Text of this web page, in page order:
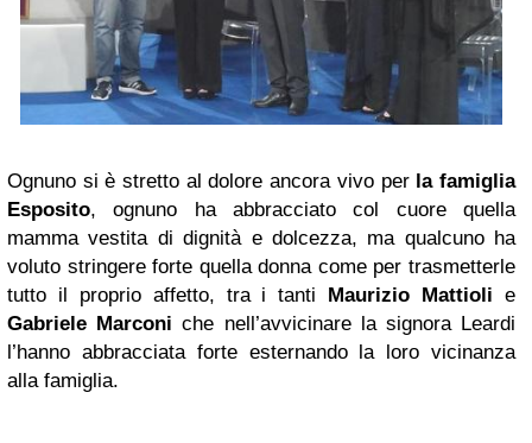
Ognuno si è stretto al dolore ancora vivo per la famiglia
Esposito, ognuno ha abbracciato col cuore quella
mamma vestita di dignità e dolcezza, ma qualcuno ha
voluto stringere forte quella donna come per trasmetterle
tutto il proprio affetto, tra i tanti Maurizio Mattioli e
Gabriele Marconi che nell’avvicinare la signora Leardi
l’hanno abbracciata forte esternando la loro vicinanza
alla famiglia.